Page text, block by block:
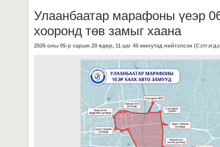
Улаанбаатар марафоны үеэр
хооронд төв замыг хаана
2026 оны 05-р сарын 20 өдөр, 11 цаг 45 минутад нийтэлсэн (